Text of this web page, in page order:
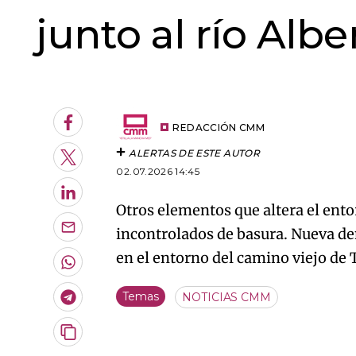
junto al río
Facebook
Twitter
LinkedIn
Enviar
por
Email
Whatsapp
Telegram
Copiar
REDACCIÓN CMM
ALERTAS DE ESTE AUTOR
02.07.2026 14:45
Otros elementos que altera el
incontrolados de basura. Nueva
en el entorno del camino viejo de
Temas NOTICIAS CMM